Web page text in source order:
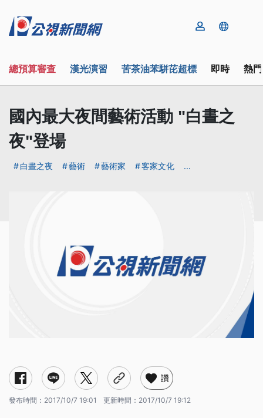
總預算審查 漢光演習 苦茶油苯駢芘超標 即時 熱
國內最大夜間藝術活動 "白晝之
夜"登場
白晝之夜 藝術 藝術家 客家文化 ...
讚
發布時間： 2017/10/7 19:01 更新時間： 2017/10/7 19:12